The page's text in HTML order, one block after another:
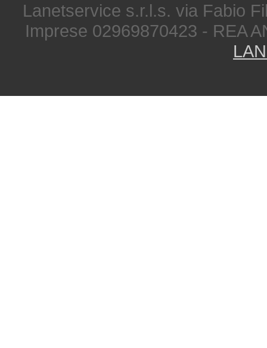
Lanetservice s.r.l.s. via Fabio
Imprese 02969870423 - REA